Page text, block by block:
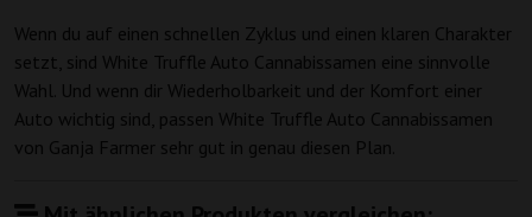
Wenn du auf einen schnellen Zyklus und einen klaren Charakter
setzt, sind White Truffle Auto Cannabissamen eine sinnvolle
Wahl. Und wenn dir Wiederholbarkeit und der Komfort einer
Auto wichtig sind, passen White Truffle Auto Cannabissamen
von Ganja Farmer sehr gut in genau diesen Plan.